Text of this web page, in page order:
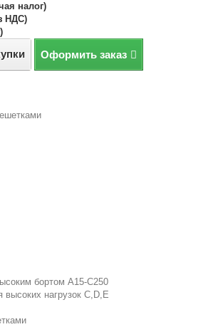
налог)
НДС)
Оформить заказ
бортом А15-C250
нагрузок C,D,E